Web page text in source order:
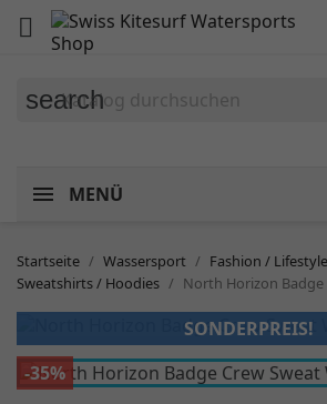

search
MENÜ
Startseite Wassersport Fashion / Lifestyle
Sweatshirts / Hoodies
North Horizon Badge
SONDERPREIS!
-35%